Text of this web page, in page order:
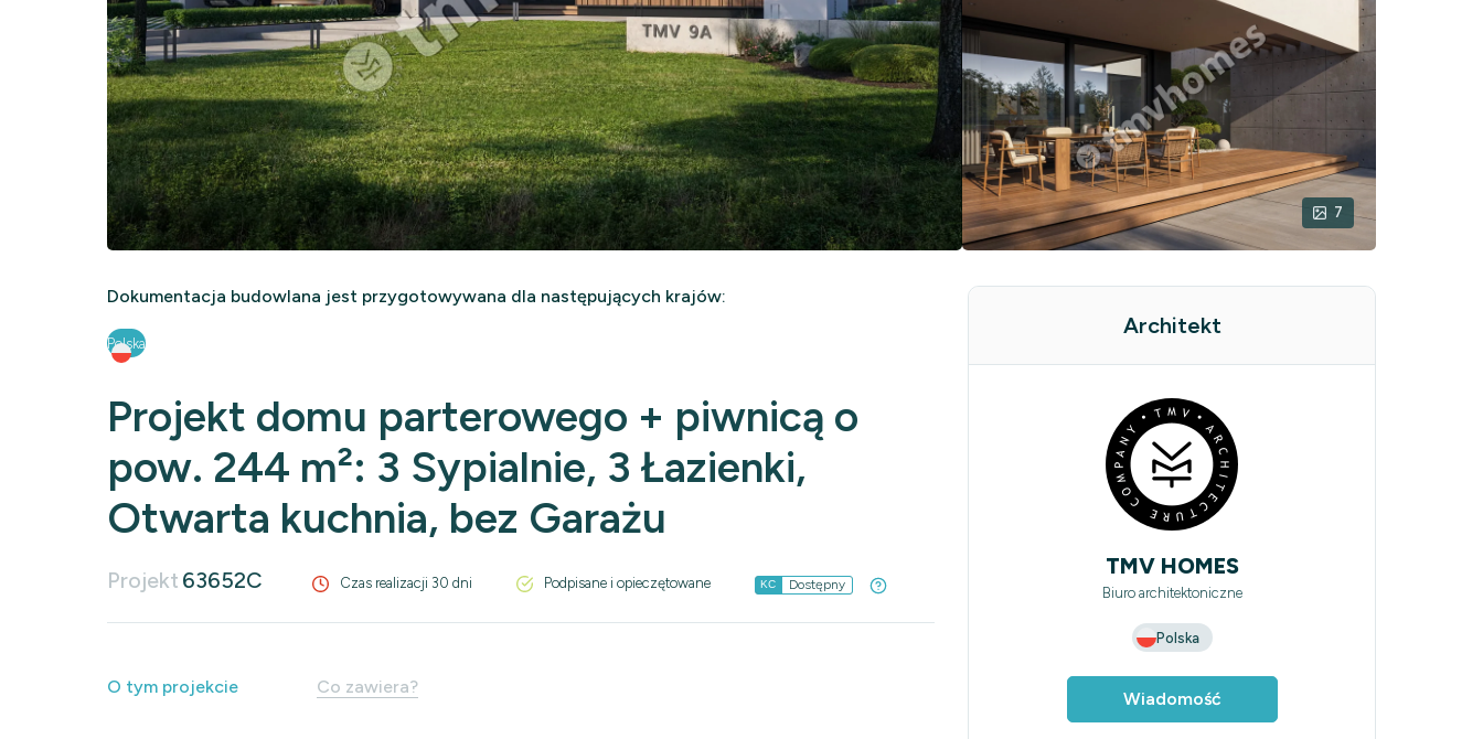
7
Dokumentacja budowlana jest przygotowywana dla następujących krajów:
Polska
Projekt domu parterowego + piwnicą o
pow. 244 m²: 3 Sypialnie, 3 Łazienki,
Otwarta kuchnia, bez Garażu
Projekt 63652C Czas realizacji 30 dni Podpisane i opieczętowane KC Dostępny
O tym projekcie Co zawiera?
Architekt
TMV HOMES
Biuro architektoniczne
Polska
Wiadomość